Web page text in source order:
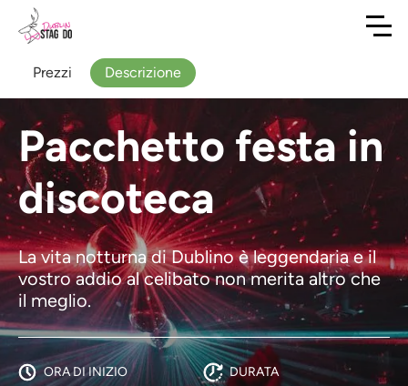
Pacchetto festa in
discoteca
La vita notturna di Dublino è leggendaria e il
vostro addio al celibato non merita altro che
il meglio.
ORA DI INIZIO DURATA
Prezzi Descrizione